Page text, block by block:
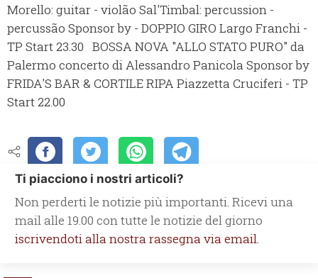
Morello: guitar - violão Sal'Timbal: percussion -
percussão Sponsor by - DOPPIO GIRO Largo Franchi -
TP Start 23.30 BOSSA NOVA "ALLO STATO PURO" da
Palermo concerto di Alessandro Panicola Sponsor by
FRIDA'S BAR & CORTILE RIPA Piazzetta Cruciferi - TP
Start 22.00
Ti piacciono i nostri articoli?
Non perderti le notizie più importanti. Ricevi una
mail alle 19.00 con tutte le notizie del giorno
iscrivendoti alla nostra rassegna via email.